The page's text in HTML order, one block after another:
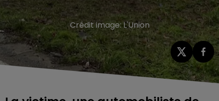
Crédit image:L'Union